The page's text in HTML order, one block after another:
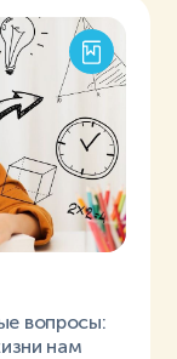
вопросы:
нам